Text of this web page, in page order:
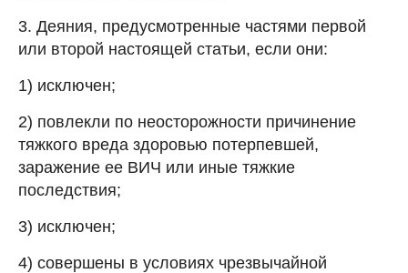
3. Деяния, предусмотренные частями первой
или второй настоящей статьи, если они:
1) исключен;
2) повлекли по неосторожности причинение
тяжкого вреда здоровью потерпевшей,
заражение ее ВИЧ или иные тяжкие
последствия;
3) исключен;
4) совершены в условиях чрезвычайной